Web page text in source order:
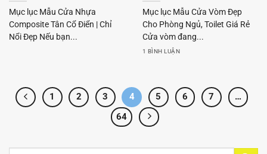
Mục lục Mẫu Cửa Nhựa
Composite Tân Cổ Điển | Chỉ
Nổi Đẹp Nếu bạn...
Mục lục Mẫu Cửa Vòm Đẹp
Cho Phòng Ngủ, Toilet Giá Rẻ
Cửa vòm đang...
1 BÌNH LUẬN
1 2 3 4 5 6 7
…
64